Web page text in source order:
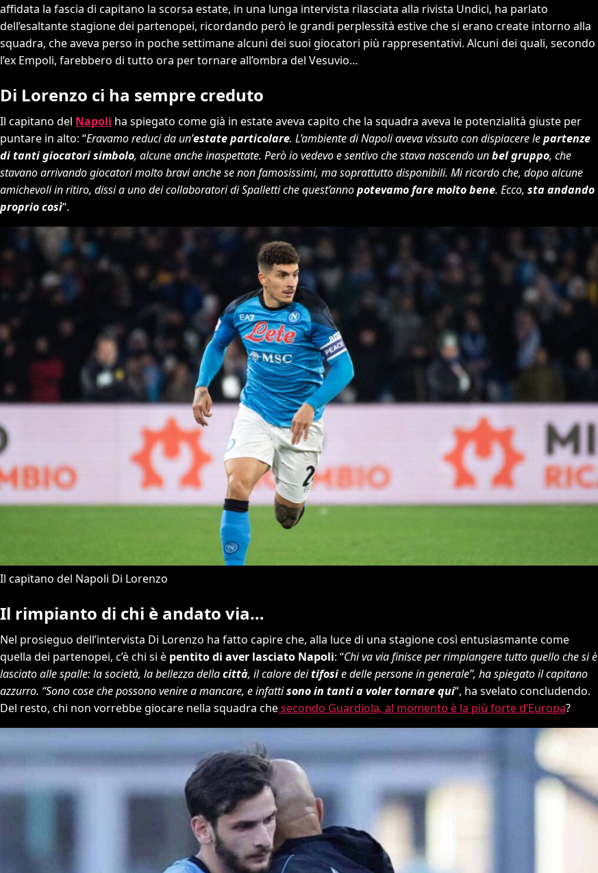
affidata la fascia di capitano la scorsa estate, in una lunga intervista rilasciata alla rivista Undici, ha parlato
dell’esaltante stagione dei partenopei, ricordando però le grandi perplessità estive che si erano create intorno alla
squadra, che aveva perso in poche settimane alcuni dei suoi giocatori più rappresentativi. Alcuni dei quali, secondo
l’ex Empoli, farebbero di tutto ora per tornare all’ombra del Vesuvio…
Di Lorenzo ci ha sempre creduto
Il capitano del Napoli ha spiegato come già in estate aveva capito che la squadra aveva le potenzialità giuste per
puntare in alto: “Eravamo reduci da un’estate particolare. L’ambiente di Napoli aveva vissuto con dispiacere lepartenze
di tanti giocatori simbolo, alcune anche inaspettate. Però io vedevo e sentivo che stava nascendo unbel gruppo, che
stavano arrivando giocatori molto bravi anche se non famosissimi, ma soprattutto disponibili. Mi ricordo che, dopo alcune
amichevoli in ritiro, dissi a uno dei collaboratori di Spalletti che quest’annopotevamo fare molto bene. Ecco, sta andando
proprio così“.
Il capitano del Napoli Di Lorenzo
Il rimpianto di chi è andato via…
Nel prosieguo dell’intervista Di Lorenzo ha fatto capire che, alla luce di una stagione così entusiasmante come
quella dei partenopei, c’è chi si è pentito di aver lasciato Napoli: “Chi va via finisce per rimpiangere tutto quello che si è
lasciato alle spalle: la società, la bellezza dellacittà, il calore deitifosie delle persone in generale”, ha spiegato il capitano
azzurro. “Sono cose che possono venire a mancare, e infattisono in tanti a voler tornare qui“, ha svelato concludendo.
Del resto, chi non vorrebbe giocare nella squadra chesecondo Guardiola, al momento è la più forte d’Europa?